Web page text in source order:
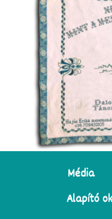
Média
Alapító